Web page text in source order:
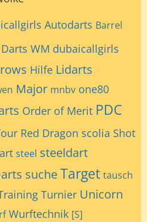
Autodarts Barrel
Darts WM dubaicallgirls
Hilfe Lidarts
Major mnbv one80
Order of Merit PDC
Red Dragon scolia Shot
steel steeldart
sucheTarget tausch
Turnier Unicorn
Wurftechnik [S]